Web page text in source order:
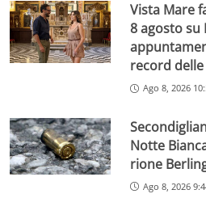
Vista Mare
8 agosto su
record
Ago 8, 2026
Notte
rione
Ago 8, 2026